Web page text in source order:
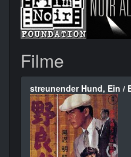
Filme
streunender Hund, Ein /